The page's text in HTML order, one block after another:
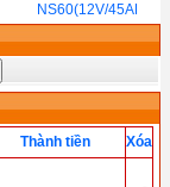
NS60(12V/45AH)
Thành tiền Xóa